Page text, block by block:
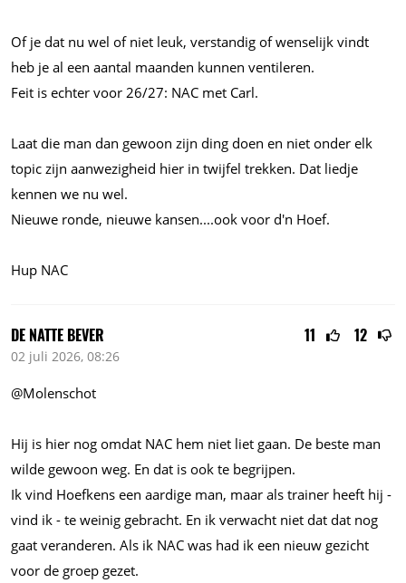
Of je dat nu wel of niet leuk, verstandig of wenselijk vindt
heb je al een aantal maanden kunnen ventileren.
Feit is echter voor 26/27: NAC met Carl.
Laat die man dan gewoon zijn ding doen en niet onder elk
topic zijn aanwezigheid hier in twijfel trekken. Dat liedje
kennen we nu wel.
Nieuwe ronde, nieuwe kansen....ook voor d'n Hoef.
Hup NAC
11 12
DE NATTE BEVER
02 juli 2026, 08:26
@Molenschot
Hij is hier nog omdat NAC hem niet liet gaan. De beste man
wilde gewoon weg. En dat is ook te begrijpen.
Ik vind Hoefkens een aardige man, maar als trainer heeft hij -
vind ik - te weinig gebracht. En ik verwacht niet dat dat nog
gaat veranderen. Als ik NAC was had ik een nieuw gezicht
voor de groep gezet.